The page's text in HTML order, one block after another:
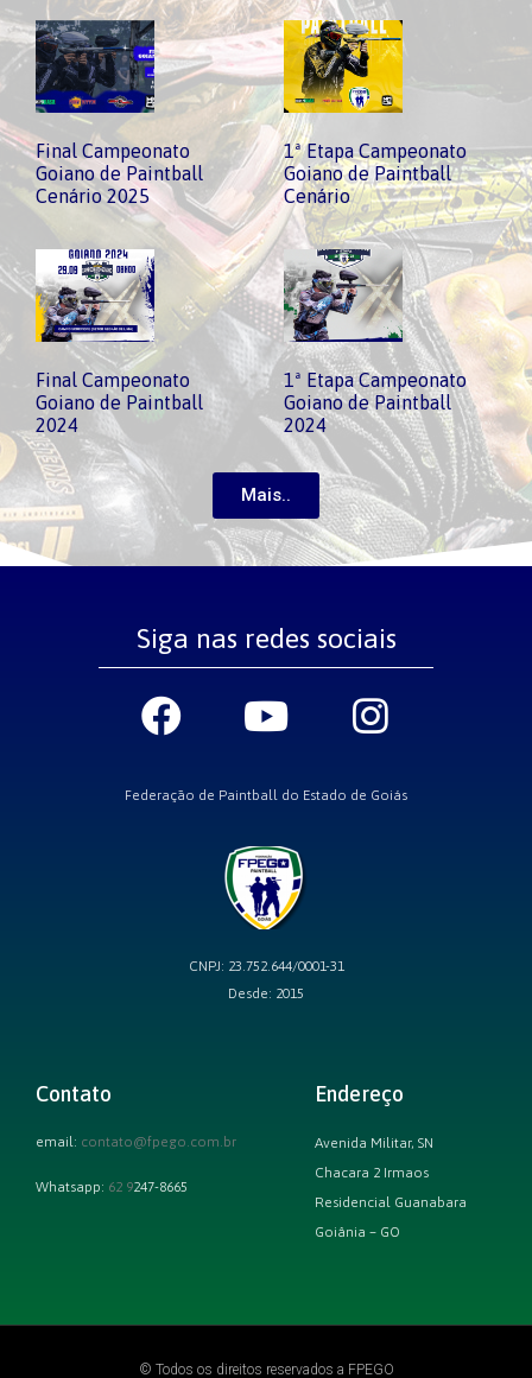
Final Campeonato
Goiano de Paintball
Cenário 2025
1ª Etapa Campeonato
Goiano de Paintball
Cenário
Final Campeonato
Goiano de Paintball
2024
1ª Etapa Campeonato
Goiano de Paintball
2024
Mais..
Siga nas redes sociais
Federação de Paintball do Estado de Goiás
CNPJ: 23.752.644/0001-31
Desde: 2015
Contato
email: contato@fpego.com.br
Whatsapp: 62 9247-8665
Endereço
Avenida Militar, SN
Chacara 2 Irmaos
Residencial Guanabara
Goiânia – GO
© Todos os direitos reservados a FPEGO